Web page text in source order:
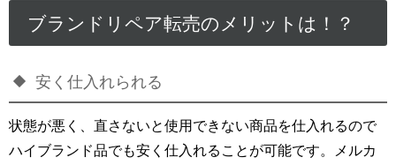
ブランドリペア転売のメリットは！？
安く仕入れられる
状態が悪く、直さないと使用できない商品を仕入れるので
ハイブランド品でも安く仕入れることが可能です。メルカ